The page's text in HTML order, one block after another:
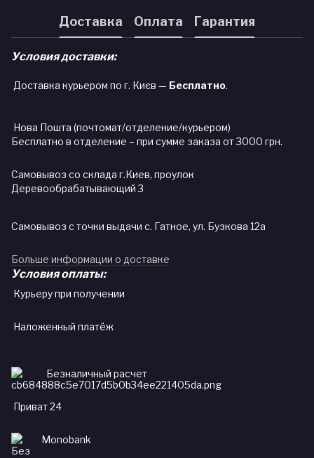
Доставка Оплата Гарантия
Условия доставки:
Доставка курьером по г. Києв — Бесплатно.
Нова Пошта (почтомат/отделение/курьером)
Бесплатно в отделение – при сумме заказа от 3000 грн.
Самовывоз со склада г.Киев, проулок
Деревообрабатывающий 3
Самовывоз с точки выдачи с. Гатное, ул. Бузкова 12а
Больше информации о доставке
Условия оплаты:
Курьеру при получении
Наложенный платёж
Безналичный расчет
Приват 24
Monobank